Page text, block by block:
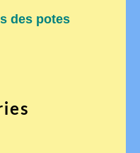
des potes